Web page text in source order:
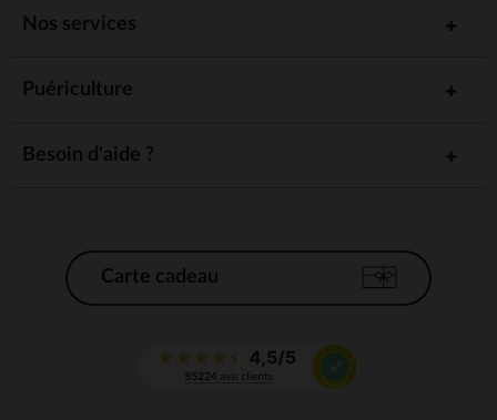
Nos services
Puériculture
Besoin d'aide ?
Carte cadeau